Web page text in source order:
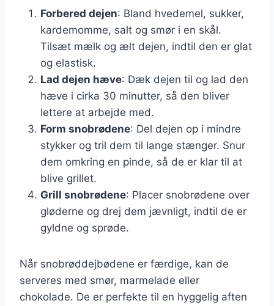
Forbered dejen: Bland hvedemel, sukker,
kardemomme, salt og smør i en skål.
Tilsæt mælk og ælt dejen, indtil den er glat
og elastisk.
Lad dejen hæve: Dæk dejen til og lad den
hæve i cirka 30 minutter, så den bliver
lettere at arbejde med.
Form snobrødene: Del dejen op i mindre
stykker og tril dem til lange stænger. Snur
dem omkring en pinde, så de er klar til at
blive grillet.
Grill snobrødene: Placer snobrødene over
gløderne og drej dem jævnligt, indtil de er
gyldne og sprøde.
Når snobrøddejbødene er færdige, kan de
serveres med smør, marmelade eller
chokolade. De er perfekte til en hyggelig aften